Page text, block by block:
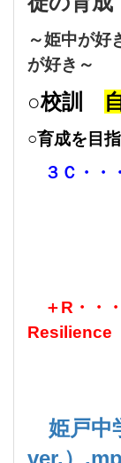
～姫中が好
が好き～
○校訓
○育成を目
３Ｃ・・
（言
＋R・・・
Resilience
（心
姫戸中
ver.）